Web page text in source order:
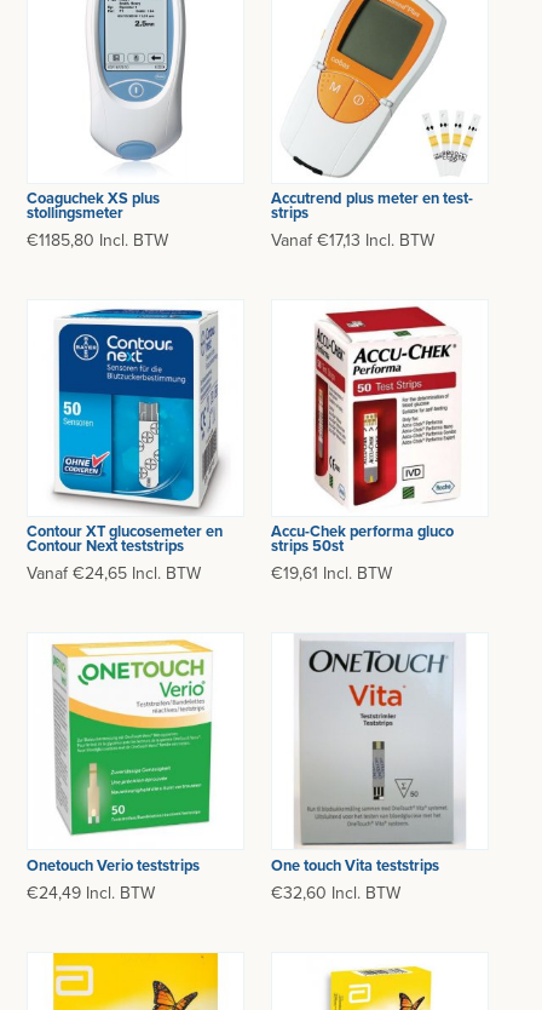
Coaguchek XS plus
stollingsmeter
€1185,80 Incl. BTW
Accutrend plus meter en test-
strips
Vanaf €17,13 Incl. BTW
Contour XT glucosemeter en
Contour Next teststrips
Vanaf €24,65 Incl. BTW
Accu-Chek performa gluco
strips 50st
€19,61 Incl. BTW
Onetouch Verio teststrips
€24,49 Incl. BTW
One touch Vita teststrips
€32,60 Incl. BTW